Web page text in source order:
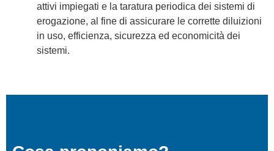
attivi impiegati e la taratura periodica dei sistemi di
erogazione, al fine di assicurare le corrette diluizioni
in uso, efficienza, sicurezza ed economicità dei
sistemi.